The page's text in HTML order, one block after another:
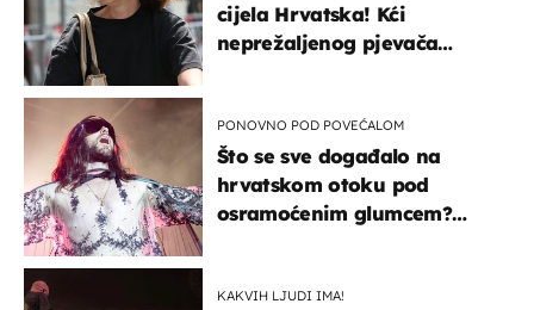
cijela Hrvatska! Kći
neprežaljenog pjevača
PONOVNO POD POVEĆALOM
Što se sve događalo na
hrvatskom otoku pod
osramoćenim glumcem?
KAKVIH LJUDI IMA!